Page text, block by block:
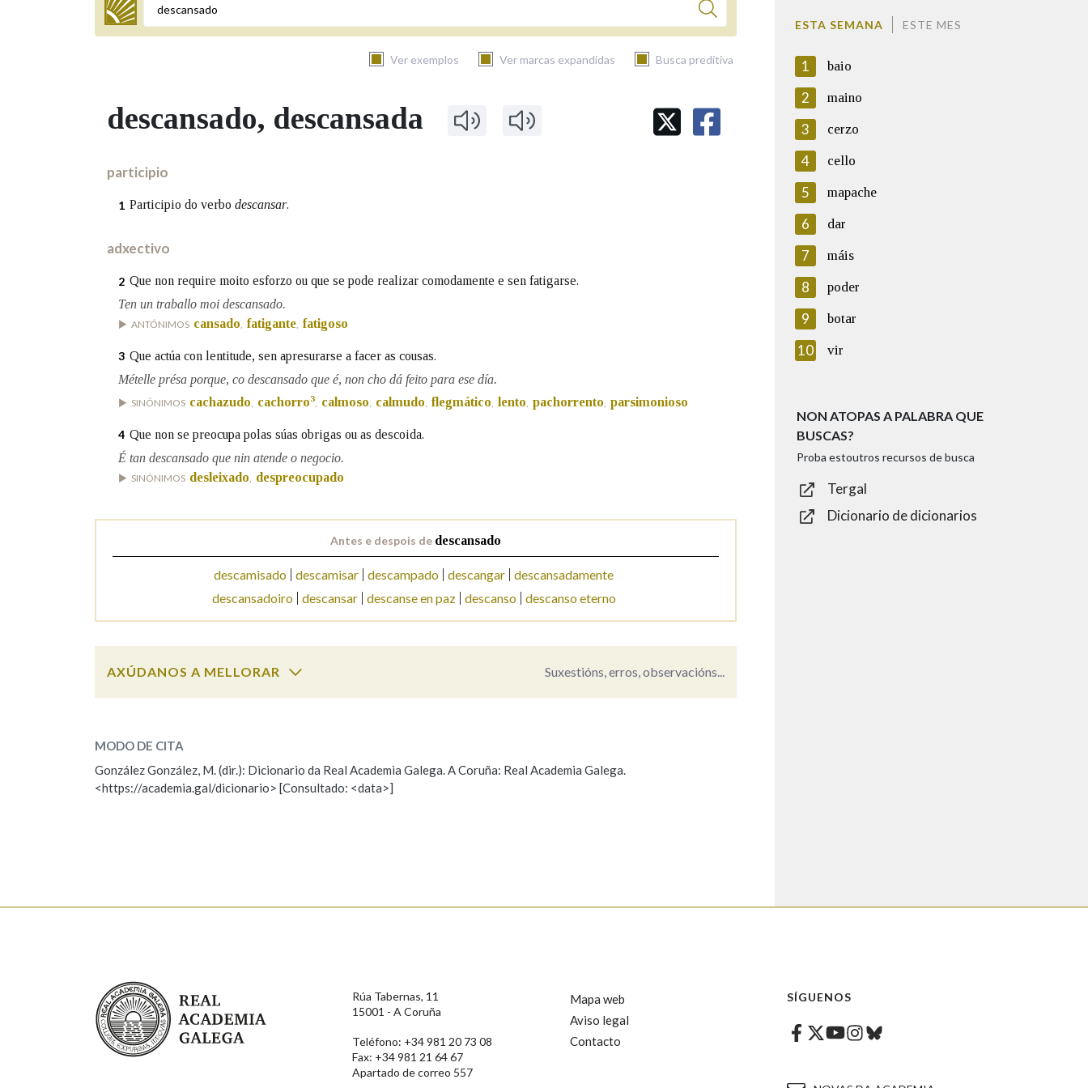
Termo a buscar
Ver exemplos Ver marcas expandidas Busca preditiva
BUSCAR NOS LEMAS
Contén
BUSCAR NO CONTIDO
OUTRAS OPCIÓNS DE BUSCA
Marcas gramaticais Pertence a
descansado, descansada
participio
1 Participio do verbo descansar.
adxectivo
2 Que non require moito esforzo ou que se pode realizar comodamente e sen fatigarse.
Ten un traballo moi descansado.
ANTÓNIMOS cansado, fatigante, fatigoso
3 Que actúa con lentitude, sen apresurarse a facer as cousas.
Mételle présa porque, co descansado que é, non cho dá feito para ese día.
SINÓNIMOS cachazudo, cachorro3, calmoso, calmudo, flegmático, lento, pachorrento, parsimonioso
4 Que non se preocupa polas súas obrigas ou as descoida.
É tan descansado que nin atende o negocio.
SINÓNIMOS desleixado despreocupado
Antes e despois de descansado
descamisado descamisar descampado descangar descansadamente
descansadoiro
descansar descanse en paz descanso descanso eterno
AXÚDANOS A MELLORAR Suxestións, erros, observacións...
ESCOLLE UNHA OPCIÓN:
Observación Hai un erro na palabra Propoño mellorar a definición
Comentario
MODO DE CITA
González González, M. (dir.): Dicionario da Real Academia Galega. A Coruña: Real Academia Galega.
<https://academia.gal/dicionario> [Consultado: <data>]
ESTA SEMANA ESTE MES
1 baio
2 maino
3 cerzo
4 cello
5 mapache
6 dar
7 máis
8 poder
9 botar
10 vir
NON ATOPAS A PALABRA QUE
BUSCAS?
Proba estoutros recursos de busca
Tergal
Dicionario de dicionarios
Real Academia Galega
Rúa Tabernas, 11
15001 - A Coruña
Teléfono: +34 981 20 73 08
Fax: +34 981 21 64 67
Apartado de correo 557
Mapa web
Aviso legal
Contacto
SÍGUENOS
Facebook
Twitter
Youtube
Instagram
Bluesky